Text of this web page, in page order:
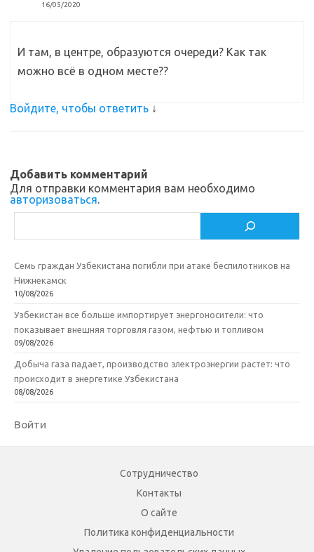
16/05/2020
И там, в центре, образуются очереди? Как так
можно всё в одном месте??
Войдите, чтобы ответить ↓
Добавить комментарий
Для отправки комментария вам необходимо
авторизоваться.
Семь граждан Узбекистана погибли при атаке беспилотников на
Нижнекамск
10/08/2026
Узбекистан все больше импортирует энергоносители: что
показывает внешняя торговля газом, нефтью и топливом
09/08/2026
Добыча газа падает, производство электроэнергии растет: что
происходит в энергетике Узбекистана
08/08/2026
Войти
Сотрудничество
Контакты
О сайте
Политика конфиденциальности